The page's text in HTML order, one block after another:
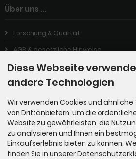
Über uns ...
Forschung & Qualität
AGB & gesetzliche Hinweise
Impressum
Privatsphäre & Datenschutz
Kontakt
Bestellungen/Beratung
Diese Webseite
andere Technologien
Wir verwenden Cookies und
von Drittanbietern, um die
Website zu gewährleisten, die
zu analysieren und Ihnen ein
Einkaufserlebnis bieten zu können.
finden Sie in unserer